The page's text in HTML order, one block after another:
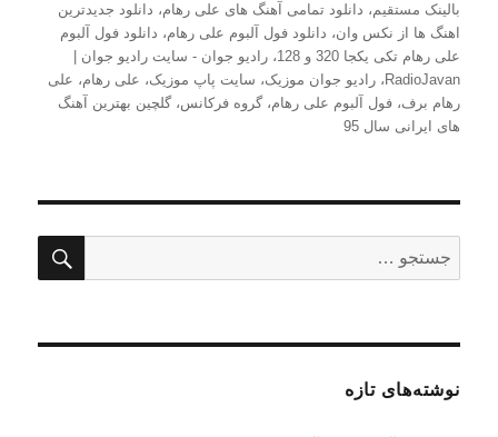
بالینک مستقیم، دانلود تمامی آهنگ های علی رهام، دانلود جدیدترین
اهنگ ها از نکس وان، دانلود فول آلبوم علی رهام، دانلود فول آلبوم
علی رهام تکی یکجا 320 و 128
،رادیو جوان - سایت رادیو جوان |
RadioJavan ،رادیو جوان موزیک، سایت پاپ موزیک، علی رهام، علی
رهام برف،فول آلبوم علی رهام،گروه فرکانس،گلچین بهترین آهنگ
های ایرانی سال 95
برای:
نوشته‌های تازه